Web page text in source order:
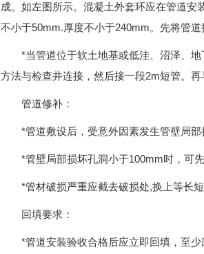
成。如左图所示。混凝土外套环应在管道
不小于50mm.厚度不小于240mm。先将管
*当管道位于软土地基或低洼、沼泽、
方法与检查井连接，然后接一段2m短管。再
管道修补：
*管道敷设后，受意外因素发生管壁局
*管壁局部损坏孔洞小于100mm时，可
*管材破损严重应截去破损处,换上等长
回填要求：
*管道安装验收合格后应立即回填，至少